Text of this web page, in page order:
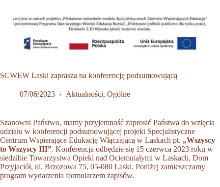
SCWEW Laski zaprasza na konferencję podsumowującą
07/06/2023 Aktualności, Ogólne
Szanowni Państwo, mamy przyjemność zaprosić Państwa do wzięcia
udziału w konferencji podsumowującej projekt Specjalistyczne
Centrum Wspierające Edukację Włączającą w Laskach pt. „Wszyscy
to Wszyscy III”. Konferencja odbędzie się 15 czerwca 2023 roku w
siedzibie Towarzystwa Opieki nad Ociemniałymi w Laskach, Dom
Przyjaciół, ul. Brzozowa 75, 05-080 Laski. Poniżej zamieszczamy
program wydarzenia formularzem zapisów.